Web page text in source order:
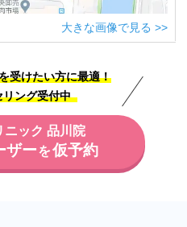
大きな画像で見る
受けたい方に最適！
ング受付中
ニック 品川院
ザーを仮予約